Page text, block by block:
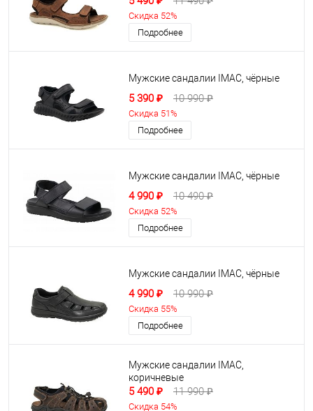
Скидка 52%
Подробнее
Мужские сандалии IMAC, чёрные
5 390 ₽ 10 990 ₽
Скидка 51%
Подробнее
Мужские сандалии IMAC, чёрные
4 990 ₽ 10 490 ₽
Скидка 52%
Подробнее
Мужские сандалии IMAC, чёрные
4 990 ₽ 10 990 ₽
Скидка 55%
Подробнее
Мужские сандалии IMAC,
коричневые
5 490 ₽ 11 990 ₽
Скидка 54%